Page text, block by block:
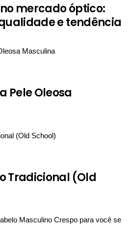
mercado óptico:
e tendência
Pele Oleosa
Tradicional (Old